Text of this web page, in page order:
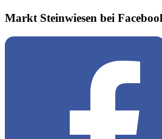
Markt Steinwiesen bei